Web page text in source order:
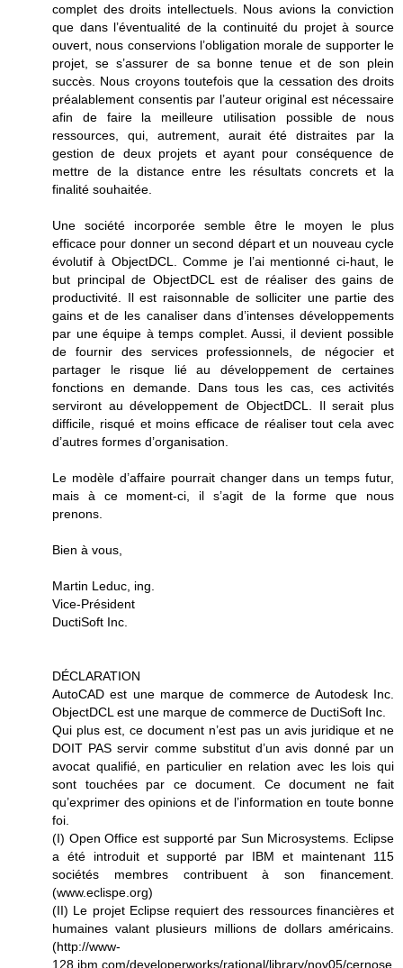
complet des droits intellectuels. Nous avions la conviction
que dans l’éventualité de la continuité du projet à source
ouvert, nous conservions l’obligation morale de supporter le
projet, se s’assurer de sa bonne tenue et de son plein
succès. Nous croyons toutefois que la cessation des droits
préalablement consentis par l’auteur original est nécessaire
afin de faire la meilleure utilisation possible de nous
ressources, qui, autrement, aurait été distraites par la
gestion de deux projets et ayant pour conséquence de
mettre de la distance entre les résultats concrets et la
finalité souhaitée.
Une société incorporée semble être le moyen le plus
efficace pour donner un second départ et un nouveau cycle
évolutif à ObjectDCL. Comme je l’ai mentionné ci-haut, le
but principal de ObjectDCL est de réaliser des gains de
productivité. Il est raisonnable de solliciter une partie des
gains et de les canaliser dans d’intenses développements
par une équipe à temps complet. Aussi, il devient possible
de fournir des services professionnels, de négocier et
partager le risque lié au développement de certaines
fonctions en demande. Dans tous les cas, ces activités
serviront au développement de ObjectDCL. Il serait plus
difficile, risqué et moins efficace de réaliser tout cela avec
d’autres formes d’organisation.
Le modèle d’affaire pourrait changer dans un temps futur,
mais à ce moment-ci, il s’agit de la forme que nous
prenons.
Bien à vous,
Martin Leduc, ing.
Vice-Président
DuctiSoft Inc.
DÉCLARATION
AutoCAD est une marque de commerce de Autodesk Inc.
ObjectDCL est une marque de commerce de DuctiSoft Inc.
Qui plus est, ce document n’est pas un avis juridique et ne
DOIT PAS servir comme substitut d’un avis donné par un
avocat qualifié, en particulier en relation avec les lois qui
sont touchées par ce document. Ce document ne fait
qu’exprimer des opinions et de l’information en toute bonne
foi.
(I) Open Office est supporté par Sun Microsystems. Eclipse
a été introduit et supporté par IBM et maintenant 115
sociétés membres contribuent à son financement.
(www.eclispe.org)
(II) Le projet Eclipse requiert des ressources financières et
humaines valant plusieurs millions de dollars américains.
(http://www-
128.ibm.com/developerworks/rational/library/nov05/cernose